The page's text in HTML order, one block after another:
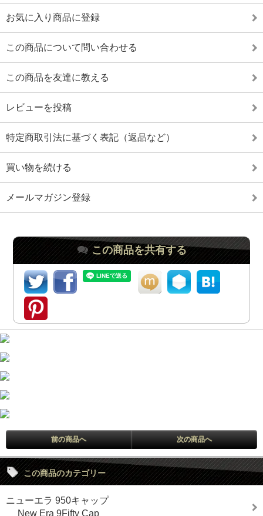
お気に入り商品に登録
この商品について問い合わせる
この商品を友達に教える
レビューを投稿
特定商取引法に基づく表記（返品など）
買い物を続ける
メールマガジン登録
この商品を共有する
前の商品へ 次の商品へ
この商品のカテゴリー
ニューエラ 950キャップ
New Era 9Fifty Cap